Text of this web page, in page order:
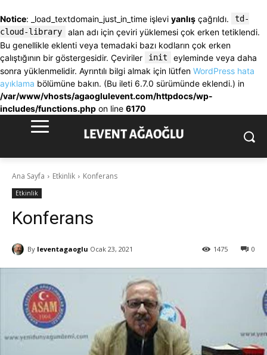
Notice: _load_textdomain_just_in_time işlevi yanlış çağrıldı.
td-
cloud-library
alan adı için çeviri yüklemesi çok erken tetiklendi.
Bu genellikle eklenti veya temadaki bazı kodların çok erken
çalıştığının bir göstergesidir. Çeviriler
init
eyleminde veya daha
sonra yüklenmelidir. Ayrıntılı bilgi almak için lütfen WordPress hata
ayıklama bölümüne bakın. (Bu ileti 6.7.0 sürümünde eklendi.) in
/var/www/vhosts/agaoglulevent.com/httpdocs/wp-
includes/functions.php on line 6170
Ana Sayfa Etkinlik Konferans
Etkinlik
Konferans
By leventagaoglu Ocak 23, 2021 0
1475